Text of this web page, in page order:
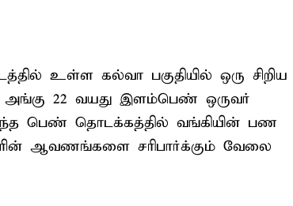
உள்ள கல்வா பகுதியில் ஒரு சிறிய
அங்கு 22 வயது இளம்பெண் ஒருவர்
பெண் தொடக்கத்தில் வங்கியின் பண
ஆவணங்களை சரிபார்க்கும் வேலை